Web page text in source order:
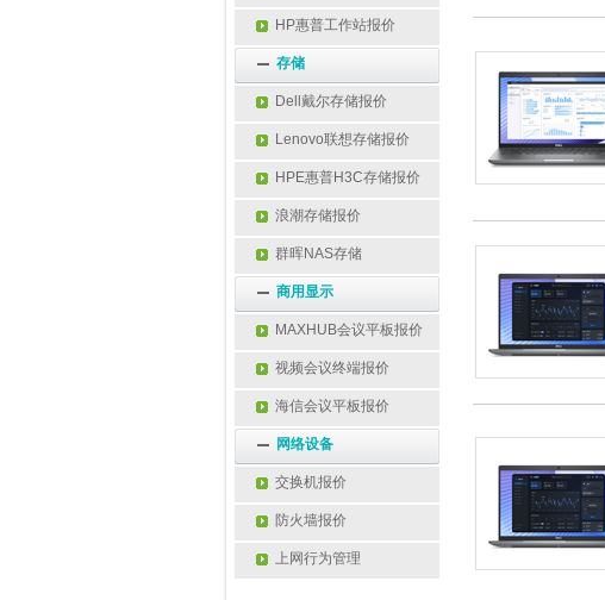
HP惠普工作站报价
存储
Dell戴尔存储报价
Lenovo联想存储报价
HPE惠普H3C存储报价
浪潮存储报价
群晖NAS存储
商用显示
MAXHUB会议平板报价
视频会议终端报价
海信会议平板报价
网络设备
交换机报价
防火墙报价
上网行为管理